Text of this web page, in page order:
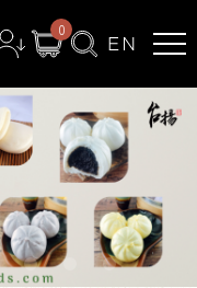
0